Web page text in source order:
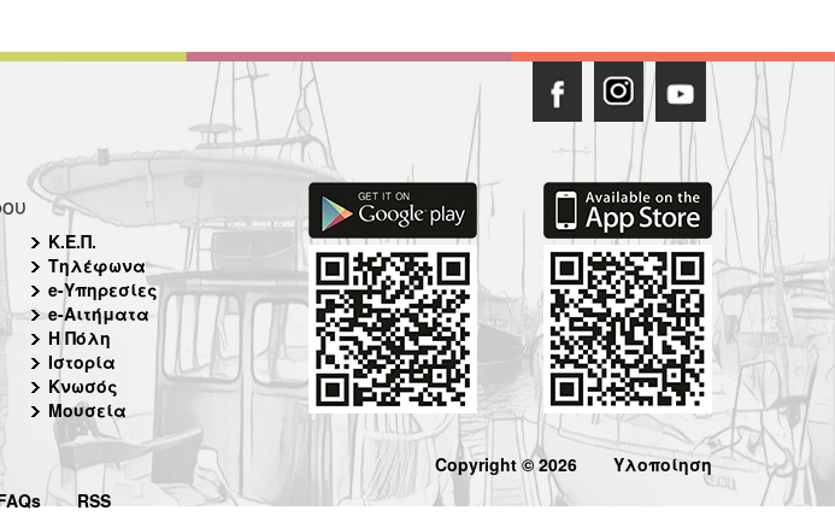
Κ.Ε.Π.
Τηλέφωνα
e-Υπηρεσίες
e-Αιτήματα
Η Πόλη
Ιστορία
Κνωσός
Μουσεία
RSS
Copyright © 2026 Υλοποίηση